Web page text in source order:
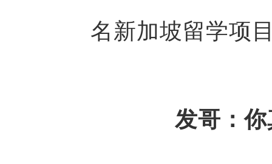
名新加坡留学项
发哥：